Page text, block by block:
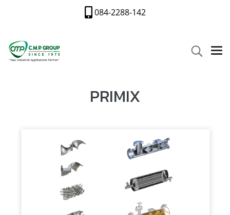
084-2288-142
PRIMIX